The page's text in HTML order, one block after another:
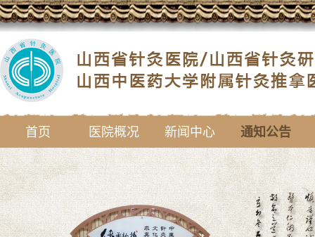
首页 医院概况 新闻中心 通知公告